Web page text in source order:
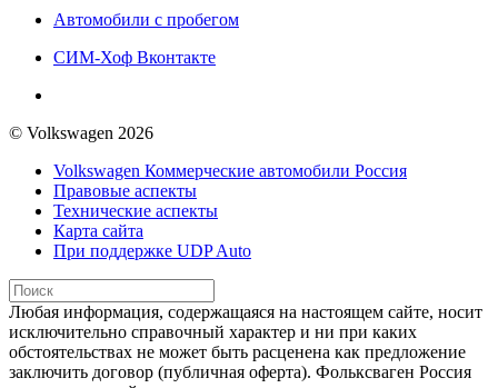
Автомобили с пробегом
СИМ-Хоф Вконтакте
© Volkswagen 2026
Volkswagen Коммерческие автомобили Россия
Правовые аспекты
Технические аспекты
Карта сайта
При поддержке UDP Auto
Любая информация, содержащаяся на настоящем сайте, носит
исключительно справочный характер и ни при каких
обстоятельствах не может быть расценена как предложение
заключить договор (публичная оферта). Фольксваген Россия